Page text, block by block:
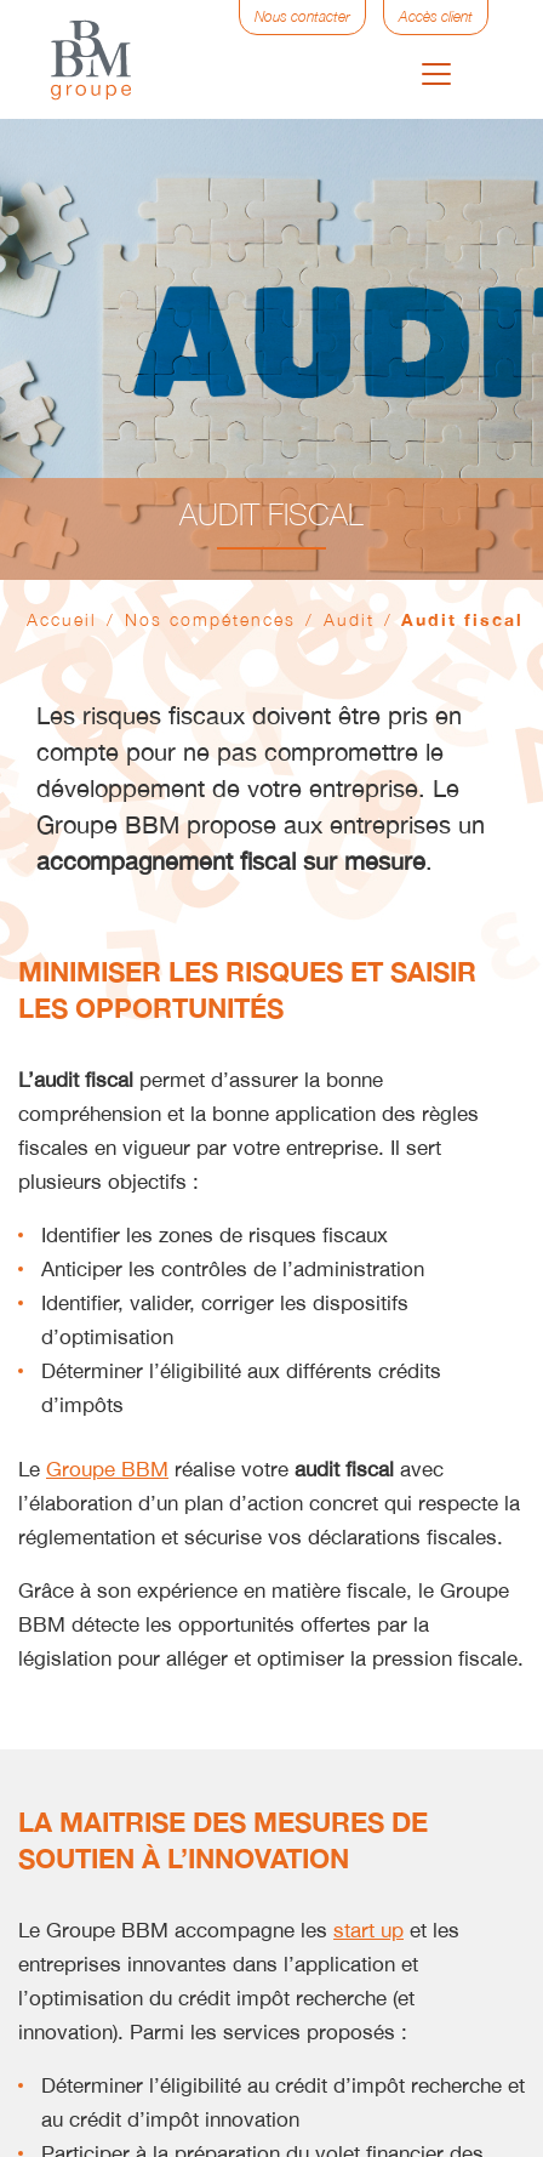
Nous contacter Accès client
AUDIT FISCAL
Accueil/Nos compétences / Audit /Audit fiscal
Les risques fiscaux doivent être pris en
compte pour ne pas compromettre le
développement de votre entreprise. Le
Groupe BBM propose aux entreprises un
accompagnement fiscal sur mesure.
MINIMISER LES RISQUES ET SAISIR
LES OPPORTUNITÉS
L’audit fiscal permet d’assurer la bonne
compréhension et la bonne application des règles
fiscales en vigueur par votre entreprise. Il sert
plusieurs objectifs :
Identifier les zones de risques fiscaux
Anticiper les contrôles de l’administration
Identifier, valider, corriger les dispositifs
d’optimisation
Déterminer l’éligibilité aux différents crédits
d’impôts
Le Groupe BBM réalise votre audit fiscal avec
l’élaboration d’un plan d’action concret qui respecte la
réglementation et sécurise vos déclarations fiscales.
Grâce à son expérience en matière fiscale, le Groupe
BBM détecte les opportunités offertes par la
législation pour alléger et optimiser la pression fiscale.
LA MAITRISE DES MESURES DE
SOUTIEN À L’INNOVATION
Le Groupe BBM accompagne les start up et les
entreprises innovantes dans l’application et
l’optimisation du crédit impôt recherche (et
innovation). Parmi les services proposés :
Déterminer l’éligibilité au crédit d’impôt recherche et
au crédit d’impôt innovation